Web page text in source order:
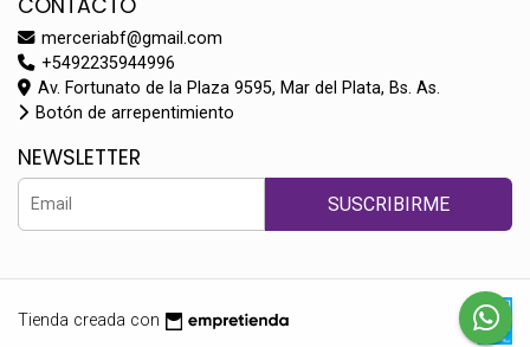
merceriabf@gmail.com
+5492235944996
Av. Fortunato de la Plaza 9595, Mar del Plata, Bs. As.
Botón de arrepentimiento
NEWSLETTER
SUSCRIBIRME
Tienda creada con